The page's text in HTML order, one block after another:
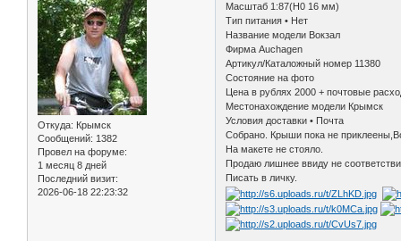
Откуда: Крымск
Сообщений: 1382
Провел на форуме:
1 месяц 8 дней
Последний визит:
2026-06-18 22:23:32
Масштаб 1:87(H0 16 мм)
Тип питания • Нет
Название модели Вокзал
Фирма Auchagen
Артикул/Каталожный номер 11380
Состояние на фото
Цена в рублях 2000 + почтовые
Местонахождение модели Крымск
Условия доставки • Почта
Собрано. Крыши пока не
На макете не стояло.
Продаю лишнее ввиду не
Писать в личку.